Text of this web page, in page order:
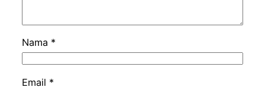
Nama *
Email *